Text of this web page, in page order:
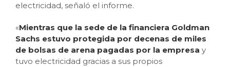
electricidad, señaló el informe.
«Mientras que la sede de la financiera Goldman
Sachs estuvo protegida por decenas de miles
de bolsas de arena pagadas por la empresa y
tuvo electricidad gracias a sus propios